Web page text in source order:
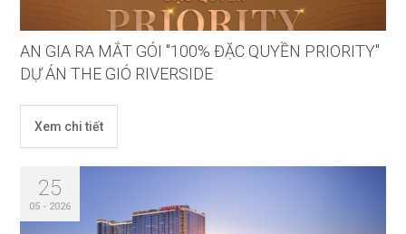
AN GIA RA MẮT GÓI "100% ĐẶC QUYỀN PRIORITY"
DỰ ÁN THE GIÓ RIVERSIDE
Xem chi tiết
25
05 - 2026